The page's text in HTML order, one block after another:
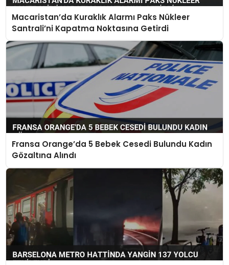
Macaristan’da Kuraklık Alarmı Paks Nükleer
Santrali’ni Kapatma Noktasına Getirdi
Fransa Orange’da 5 Bebek Cesedi Bulundu Kadın
Gözaltına Alındı